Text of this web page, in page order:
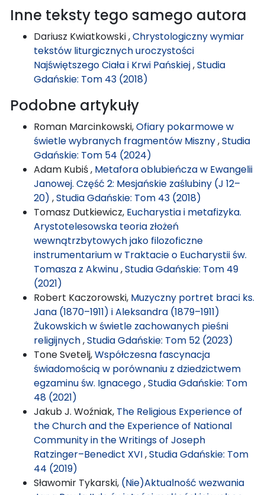
Inne teksty tego samego autora
Dariusz Kwiatkowski ,Chrystologiczny wymiar
tekstów liturgicznych uroczystości
Najświętszego Ciała i Krwi Pańskiej,Studia
Gdańskie: Tom 43 (2018)
Podobne artykuły
Roman Marcinkowski,Ofiary pokarmowe w
świetle wybranych fragmentów Miszny,Studia
Gdańskie: Tom 54 (2024)
Adam Kubiś , Metafora oblubieńcza w Ewangelii
Janowej. Część 2: Mesjańskie zaślubiny (J 12–
20) ,Studia Gdańskie: Tom 43 (2018)
Tomasz Dutkiewicz, Eucharystia i metafizyka.
Arystotelesowska teoria złożeń
wewnątrzbytowych jako filozoficzne
instrumentarium w Traktacie o Eucharystii św.
Tomasza z Akwinu,Studia Gdańskie: Tom 49
(2021)
Robert Kaczorowski, Muzyczny portret braci ks.
Jana (1870–1911) i Aleksandra (1879–1911)
Żukowskich w świetle zachowanych pieśni
religijnych,Studia Gdańskie: Tom 52 (2023)
Tone Svetelj,Współczesna fascynacja
świadomością w porównaniu z dziedzictwem
egzaminu św. Ignacego,Studia Gdańskie: Tom
48 (2021)
Jakub J. Woźniak, The Religious Experience of
the Church and the Experience of National
Community in the Writings of Joseph
Ratzinger–Benedict XVI,Studia Gdańskie: Tom
44 (2019)
Sławomir Tykarski, (Nie)Aktualność wezwania